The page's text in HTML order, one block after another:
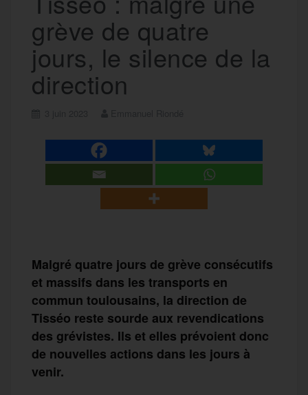
grève de quatre
jours, le silence de la
direction
Malgré quatre jours de grève consécutifs
et massifs dans les transports en
commun toulousains, la direction de
Tisséo reste sourde aux revendications
des grévistes. Ils et elles prévoient donc
de nouvelles actions dans les jours à
venir.